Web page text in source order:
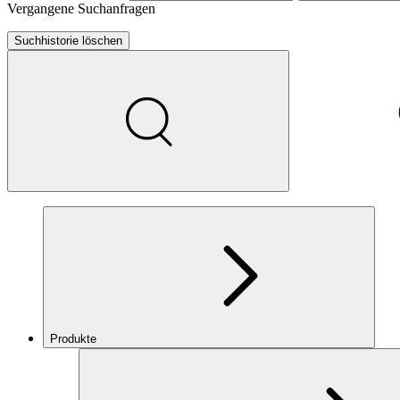
Vergangene Suchanfragen
Suchhistorie löschen
Produkte